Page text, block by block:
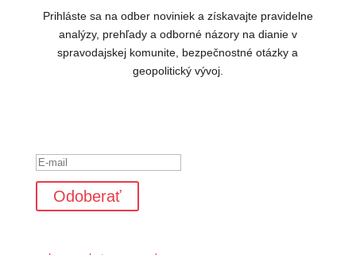
Prihláste sa na odber noviniek a získavajte pravidelne
analýzy, prehľady a odborné názory na dianie v
spravodajskej komunite, bezpečnostné otázky a
geopolitický vývoj.
Odoberať